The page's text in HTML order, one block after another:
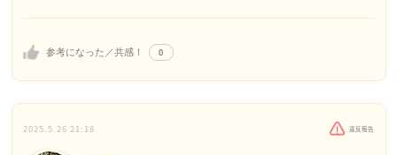
倒で留守がいいと思う人も少なくないです。
参考になった／共感！ 0
「考え方を変えてみる」お気持ちになられたのです
2025.5.26 21:18 違反報告